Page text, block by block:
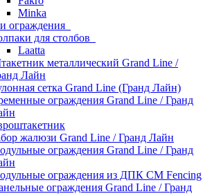
Minka
ограждения
для столбов
Laatta
металлический Grand Line /
Лайн
сетка Grand Line (Гранд Лайн)
ограждения Grand Line / Гранд
жалюзи Grand Line / Гранд Лайн
ограждения Grand Line / Гранд
ограждения из ДПК CM Fencing
ограждения Grand Line / Гранд